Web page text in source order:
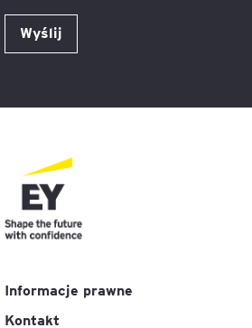
Wyślij
Informacje prawne
Kontakt